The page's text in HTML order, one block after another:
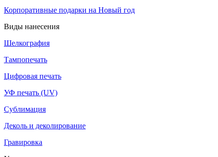
Корпоративные подарки на Новый год
Виды нанесения
Шелкография
Тампопечать
Цифровая печать
УФ печать (UV)
Сублимация
Деколь и деколирование
Гравировка